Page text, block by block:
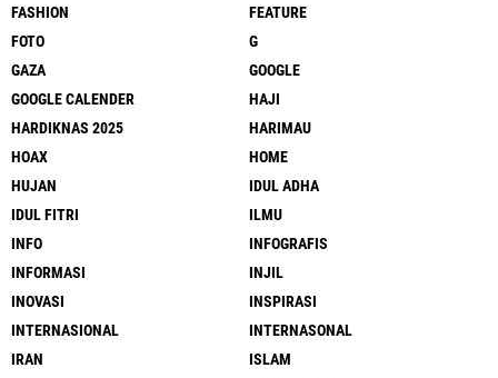
FASHION
FEATURE
FOTO
G
GAZA
GOOGLE
GOOGLE CALENDER
HAJI
HARDIKNAS 2025
HARIMAU
HOAX
HOME
HUJAN
IDUL ADHA
IDUL FITRI
ILMU
INFO
INFOGRAFIS
INFORMASI
INJIL
INOVASI
INSPIRASI
INTERNASIONAL
INTERNASONAL
IRAN
ISLAM